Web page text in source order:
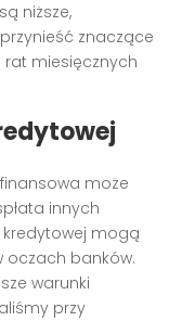
niższe,
znaczące
miesięcznych
może
innych
mogą
oczach banków.
warunki
przy